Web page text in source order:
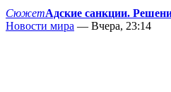
СюжетАдские санкции.
Новости мира — Вчера, 23:14